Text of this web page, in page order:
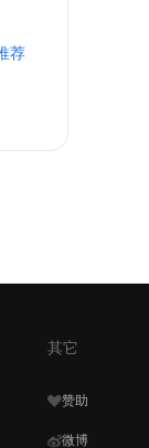
荐
其它
赞助
微博